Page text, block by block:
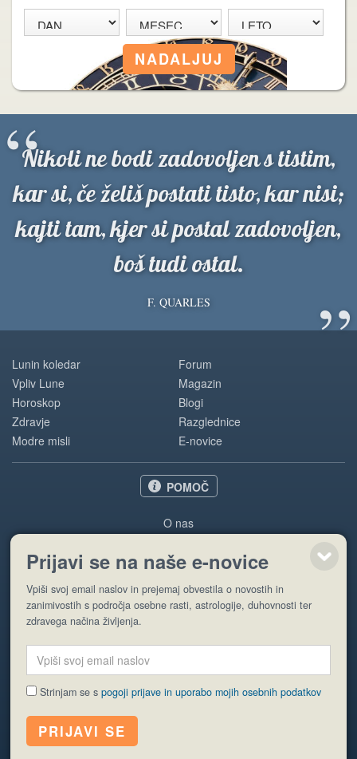
Nikoli ne bodi zadovoljen s tistim,
kar si, če želiš postati tisto, kar nisi;
kajti tam, kjer si postal zadovoljen,
boš tudi ostal.
F. QUARLES ”
“
Lunin koledar
Vpliv Lune
Horoskop
Zdravje
Modre misli
Forum
Magazin
Blogi
Razglednice
E-novice
POMOČ
O nas
Pogoji uporabe
Pošlji stran
© EyeCatching. Vse pravice so pridržane.
Prijavi se na naše e-novice
Vpiši svoj email naslov in prejemaj obvestila o novostih in
zanimivostih s področja osebne rasti, astrologije, duhovnosti ter
zdravega načina življenja.
Strinjam se spogoji prijave in uporabo mojih osebnih podatkov